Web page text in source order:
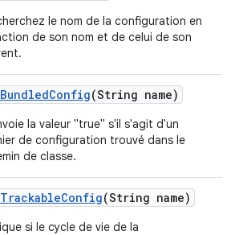
le nom de la configuration en
de son nom et de celui de son
BundledConfig(String name)
la valeur "true" s'il s'agit d'un
de configuration trouvé dans le
de classe.
TrackableConfig(String name)
si le cycle de vie de la